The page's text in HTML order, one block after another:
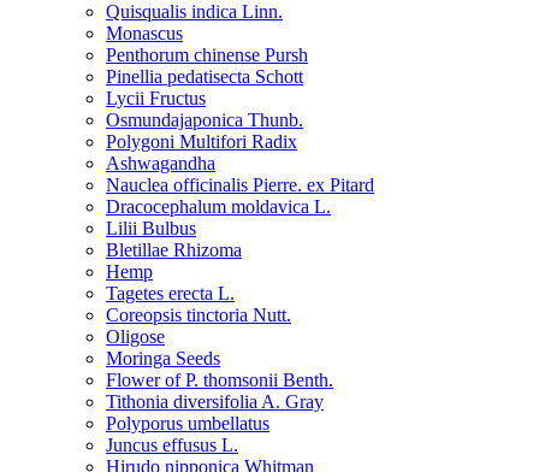
Quisqualis indica Linn.
Monascus
Penthorum chinense Pursh
Pinellia pedatisecta Schott
Lycii Fructus
Osmundajaponica Thunb.
Polygoni Multifori Radix
Ashwagandha
Nauclea officinalis Pierre. ex Pitard
Dracocephalum moldavica L.
Lilii Bulbus
Bletillae Rhizoma
Hemp
Tagetes erecta L.
Coreopsis tinctoria Nutt.
Oligose
Moringa Seeds
Flower of P. thomsonii Benth.
Tithonia diversifolia A. Gray
Polyporus umbellatus
Juncus effusus L.
Hirudo nipponica Whitman